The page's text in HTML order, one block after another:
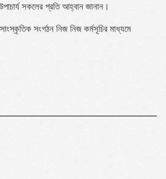
সকলের প্রতি আহ্বান জানান।
সংগঠন নিজ নিজ কর্মসূচির মাধ্যমে